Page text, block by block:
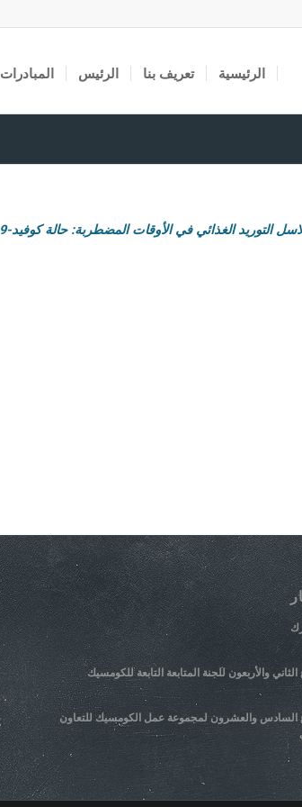
الرئيسية تعريف بنا الرئيس المبادرات
التوريد الغذائي في الأوقات المضطربة: حالة كوفيد-19″
الثاني والأربعون للجنة المتابعة التابعة للكومسيك
السادس والعشرون لمجموعة عمل الكومسيك للتعاون